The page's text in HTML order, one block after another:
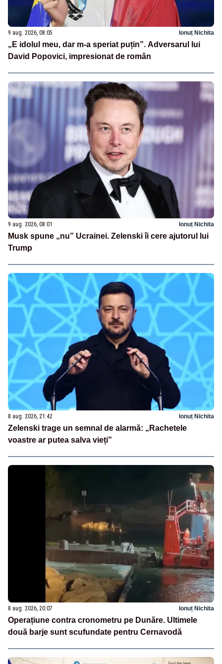
9 aug. 2026, 08:05 Ionuț Nichita
„E idolul meu, dar m-a speriat puțin”. Adversarul lui
David Popovici, impresionat de român
9 aug. 2026, 08:01 Ionuț Nichita
Musk spune „nu” Ucrainei. Zelenski îi cere ajutorul lui
Trump
8 aug. 2026, 21:42 Ionuț Nichita
Zelenski trage un semnal de alarmă: „Rachetele
voastre ar putea salva vieți”
8 aug. 2026, 20:07 Ionuț Nichita
Operațiune contra cronometru pe Dunăre. Ultimele
două barje sunt scufundate pentru Cernavodă